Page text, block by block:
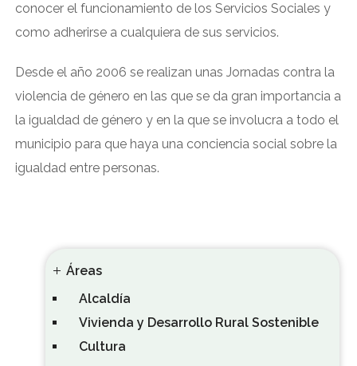
conocer el funcionamiento de los Servicios Sociales y
como adherirse a cualquiera de sus servicios.
Desde el año 2006 se realizan unas Jornadas contra la
violencia de género en las que se da gran importancia a
la igualdad de género y en la que se involucra a todo el
municipio para que haya una conciencia social sobre la
igualdad entre personas.
Áreas
Alcaldía
Vivienda y Desarrollo Rural Sostenible
Cultura